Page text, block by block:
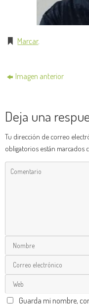
Marcar.
Imagen anterior
Deja una
Tu dirección de correo
obligatorios están marcados
Guarda mi nombre,